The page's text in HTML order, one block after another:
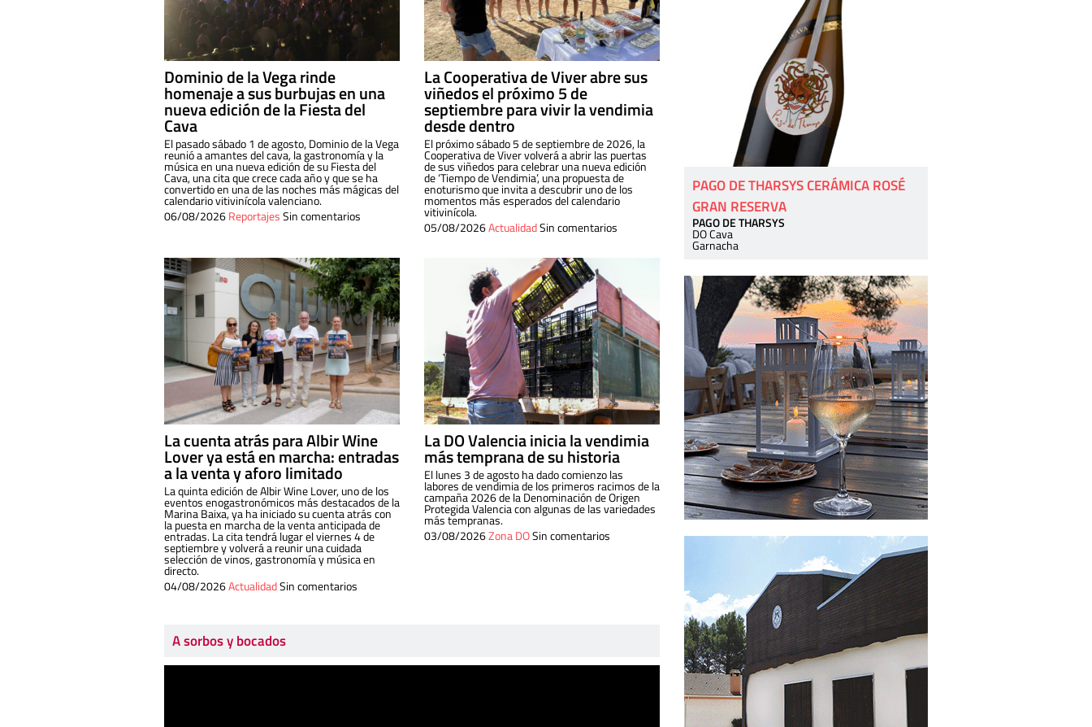
Dominio de la Vega rinde
homenaje a sus burbujas en una
nueva edición de la Fiesta del
Cava
El pasado sábado 1 de agosto, Dominio de la Vega
reunió a amantes del cava, la gastronomía y la
música en una nueva edición de su Fiesta del
Cava, una cita que crece cada año y que se ha
convertido en una de las noches más mágicas del
calendario vitivinícola valenciano.
06/08/2026ReportajesSin comentarios
La Cooperativa de Viver abre sus
viñedos el próximo 5 de
septiembre para vivir la vendimia
desde dentro
El próximo sábado 5 de septiembre de 2026, la
Cooperativa de Viver volverá a abrir las puertas
de sus viñedos para celebrar una nueva edición
de ‘Tiempo de Vendimia’, una propuesta de
enoturismo que invita a descubrir uno de los
momentos más esperados del calendario
vitivinícola.
05/08/2026ActualidadSin comentarios
La cuenta atrás para Albir Wine
Lover ya está en marcha: entradas
a la venta y aforo limitado
La quinta edición de Albir Wine Lover, uno de los
eventos enogastronómicos más destacados de la
Marina Baixa, ya ha iniciado su cuenta atrás con
la puesta en marcha de la venta anticipada de
entradas. La cita tendrá lugar el viernes 4 de
septiembre y volverá a reunir una cuidada
selección de vinos, gastronomía y música en
directo.
04/08/2026ActualidadSin comentarios
La DO Valencia inicia la vendimia
más temprana de su historia
El lunes 3 de agosto ha dado comienzo las
labores de vendimia de los primeros racimos de la
campaña 2026 de la Denominación de Origen
Protegida Valencia con algunas de las variedades
más tempranas.
03/08/2026Zona DOSin comentarios
A sorbos y bocados
PAGO DE THARSYS CERÁMICA ROSÉ
GRAN RESERVA
PAGO DE THARSYS
DO Cava
Garnacha